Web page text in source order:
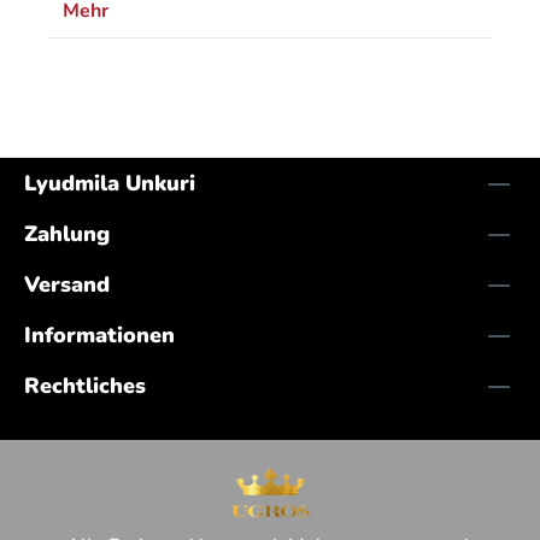
Mehr
Lyudmila Unkuri
Zahlung
Versand
Informationen
Rechtliches